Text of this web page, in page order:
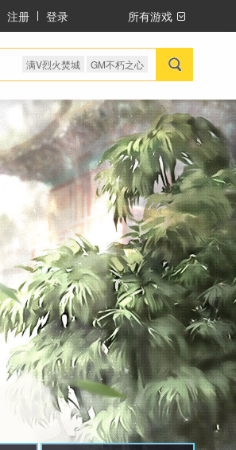
所有游戏
注册 登录
满V烈火焚城 GM不朽之心